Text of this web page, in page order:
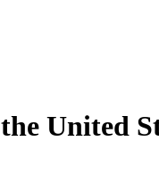
the United